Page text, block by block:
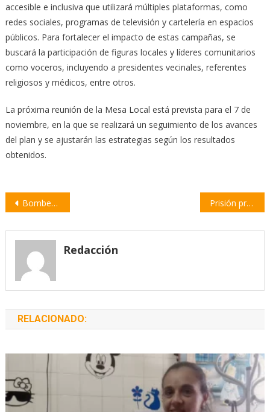
accesible e inclusiva que utilizará múltiples plataformas, como
redes sociales, programas de televisión y cartelería en espacios
públicos. Para fortalecer el impacto de estas campañas, se
buscará la participación de figuras locales y líderes comunitarios
como voceros, incluyendo a presidentes vecinales, referentes
religiosos y médicos, entre otros.
La próxima reunión de la Mesa Local está prevista para el 7 de
noviembre, en la que se realizará un seguimiento de los avances
del plan y se ajustarán las estrategias según los resultados
obtenidos.
Navegación
entradas
Bomberos Voluntarios: exitosa participación de Empalme en el Encuentro Provincial de Cadetes Prisión preventiva para joven acusado de robo y hurto en Villa Constitución
Redacción
RELACIONADO: